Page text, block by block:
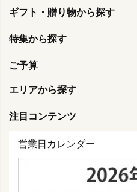
ギフト・贈り物から探す
特集から探す
ご予算
エリアから探す
注目コンテンツ
営業日カレンダー